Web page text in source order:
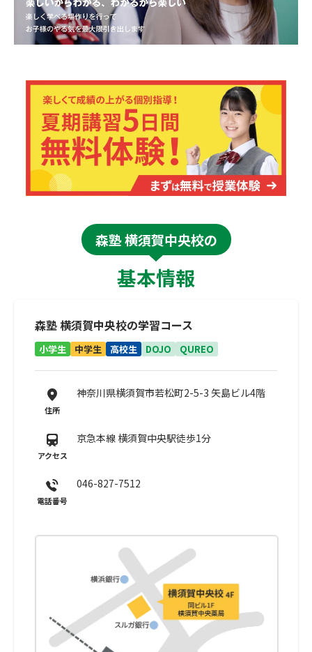
森塾 横須賀中央校の
基本情報
森塾 横須賀中央校の学習コース
小学生 中学生 高校生 DOJO QUREO
住所
神奈川県横須賀市若松町2-5-3 矢島ビル4階
アクセス
京急本線 横須賀中央駅徒歩1分
電話番号
046-827-7512